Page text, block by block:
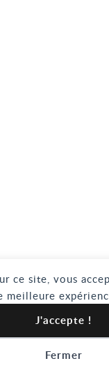
ce site, vous
meilleure
J'accepte !
Fermer